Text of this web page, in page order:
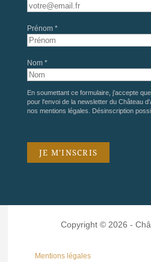
Prénom *
Nom *
En soumettant ce formulaire, j'accepte
pour l'envoi de la newsletter du Château
nos mentions légales . Désinscription
Copyright © 2026 -
Mentions légales